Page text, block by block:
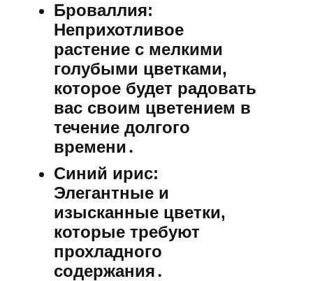
Броваллия:
Неприхотливое
растение с мелкими
голубыми цветками,
которое будет радовать
вас своим цветением в
течение долгого
времени․
Синий ирис:
Элегантные и
изысканные цветки,
которые требуют
прохладного
содержания․